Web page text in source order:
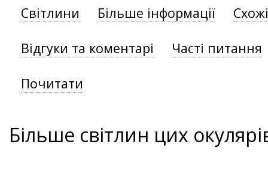
Світлини Більше інформації
Відгуки та коментарі Часті питання
Почитати
Більше світлин цих